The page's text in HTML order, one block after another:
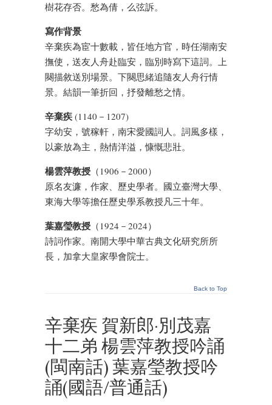
樹花存否。愁為倩，么弦訴。
寫作背景
辛棄疾為宦十數載，皆任地方官，時任湖南安
撫使，送友人舟赴臨安，臨別時寫下這詞。上
闋描敘送別場景。下闋思緒追隨友人舟行情
景。結韻一筆折回，抒發離愁之情。
辛棄疾 (1140－1207)
字幼安，號稼軒，南宋愛國詞人。詞風多樣，
以豪放為主，熱情洋溢，慷慨悲壯。
楊雲萍教授 （1906－2000）
原名友濂，作家、歷史學者。國立臺灣大學、
東海大學等擔任歷史學系教授凡三十年。
葉嘉瑩教授 （1924－2024）
詩詞作家。南開大學中華古典文化研究所所
長，加拿大皇家學會院士。
Back to Top
辛棄疾 賀新郎·別茂嘉
十二弟 楊雲萍教授吟誦
(閩南話) 葉嘉瑩教授吟
誦(國語/普通話)